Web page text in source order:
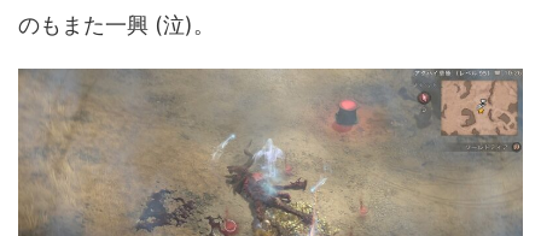
のもまた一興 (泣)。